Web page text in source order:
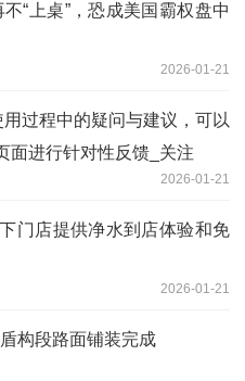
“上桌”，恐成美国霸权盘中
2026-01-21
过程中的疑问与建议，可以
面进行针对性反馈_关注
2026-01-21
门店提供净水到店体验和免
2026-01-21
构段路面铺装完成